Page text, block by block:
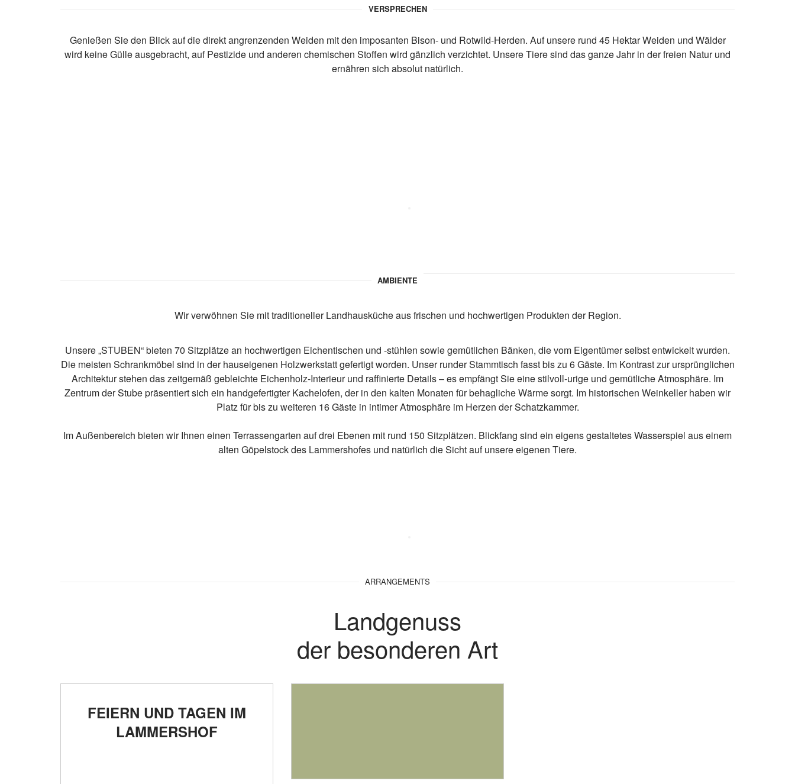
VERSPRECHEN
Genießen Sie den Blick auf die direkt angrenzenden Weiden mit den imposanten Bison- und Rotwild-Herden. Auf unsere rund 45 Hektar Weiden und Wälder
wird keine Gülle ausgebracht, auf Pestizide und anderen chemischen Stoffen wird gänzlich verzichtet. Unsere Tiere sind das ganze Jahr in der freien Natur und
ernähren sich absolut natürlich.
AMBIENTE
Wir verwöhnen Sie mit traditioneller Landhausküche aus frischen und hochwertigen Produkten der Region.
Unsere „STUBEN“ bieten 70 Sitzplätze an hochwertigen Eichentischen und -stühlen sowie gemütlichen Bänken, die vom Eigentümer selbst entwickelt wurden.
Die meisten Schrankmöbel sind in der hauseigenen Holzwerkstatt gefertigt worden. Unser runder Stammtisch fasst bis zu 6 Gäste. Im Kontrast zur ursprünglichen
Architektur stehen das zeitgemäß gebleichte Eichenholz-Interieur und raffinierte Details – es empfängt Sie eine stilvoll-urige und gemütliche Atmosphäre. Im
Zentrum der Stube präsentiert sich ein handgefertigter Kachelofen, der in den kalten Monaten für behagliche Wärme sorgt. Im historischen Weinkeller haben wir
Platz für bis zu weiteren 16 Gäste in intimer Atmosphäre im Herzen der Schatzkammer.
Im Außenbereich bieten wir Ihnen einen Terrassengarten auf drei Ebenen mit rund 150 Sitzplätzen. Blickfang sind ein eigens gestaltetes Wasserspiel aus einem
alten Göpelstock des Lammershofes und natürlich die Sicht auf unsere eigenen Tiere.
ARRANGEMENTS
Landgenuss
der besonderen Art
FEIERN UND TAGEN IM
LAMMERSHOF